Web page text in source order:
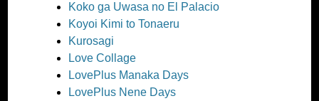
Koko ga Uwasa no El Palacio
Koyoi Kimi to Tonaeru
Kurosagi
Love Collage
LovePlus Manaka Days
LovePlus Nene Days